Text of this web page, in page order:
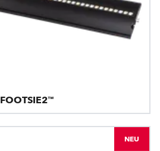
FOOTSIE2™
NEU